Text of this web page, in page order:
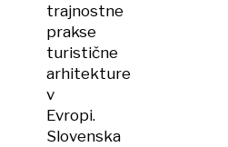
trajnostne
prakse
turistične
arhitekture
v
Evropi.
Slovenska